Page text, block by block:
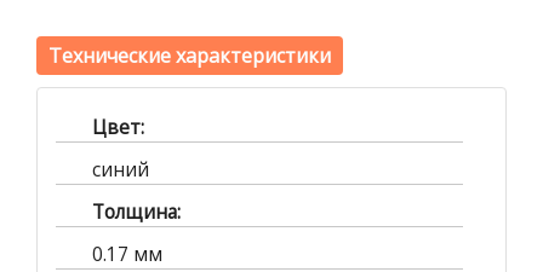
Технические характеристики
Цвет:
синий
Толщина:
0.17 мм